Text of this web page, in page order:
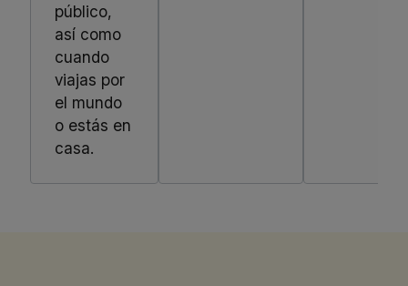
público,
así como
cuando
viajas por
el mundo
o estás en
casa.